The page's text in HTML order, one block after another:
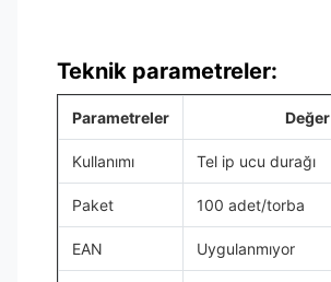
Teknik parametreler:
Parametreler Değer
Kullanımı Tel ip ucu durağı
Paket 100 adet/torba
EAN Uygulanmıyor